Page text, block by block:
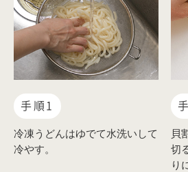
手順1
冷凍うどんはゆでて水洗いして
冷やす。
貝
切
り